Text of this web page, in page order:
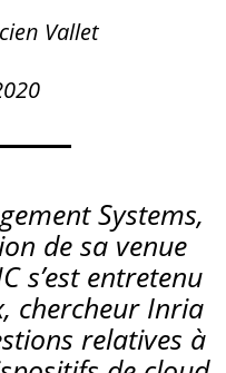
Vallet
Systems,
de sa venue
s’est entretenu
chercheur Inria
relatives à